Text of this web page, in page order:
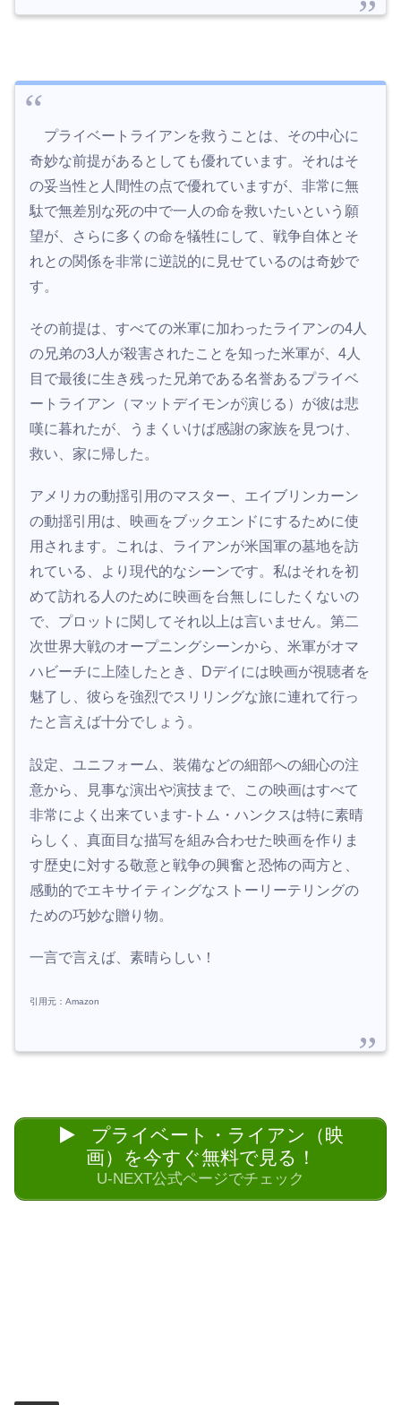
プライベートライアンを救うことは、その中心に
奇妙な前提があるとしても優れています。それはそ
の妥当性と人間性の点で優れていますが、非常に無
駄で無差別な死の中で一人の命を救いたいという願
望が、さらに多くの命を犠牲にして、戦争自体とそ
れとの関係を非常に逆説的に見せているのは奇妙で
す。
その前提は、すべての米軍に加わったライアンの4人
の兄弟の3人が殺害されたことを知った米軍が、4人
目で最後に生き残った兄弟である名誉あるプライベ
ートライアン（マットデイモンが演じる）が彼は悲
嘆に暮れたが、うまくいけば感謝の家族を見つけ、
救い、家に帰した。
アメリカの動揺引用のマスター、エイブリンカーン
の動揺引用は、映画をブックエンドにするために使
用されます。これは、ライアンが米国軍の墓地を訪
れている、より現代的なシーンです。私はそれを初
めて訪れる人のために映画を台無しにしたくないの
で、プロットに関してそれ以上は言いません。第二
次世界大戦のオープニングシーンから、米軍がオマ
ハビーチに上陸したとき、Dデイには映画が視聴者を
魅了し、彼らを強烈でスリリングな旅に連れて行っ
たと言えば十分でしょう。
設定、ユニフォーム、装備などの細部への細心の注
意から、見事な演出や演技まで、この映画はすべて
非常によく出来ています-トム・ハンクスは特に素晴
らしく、真面目な描写を組み合わせた映画を作りま
す歴史に対する敬意と戦争の興奮と恐怖の両方と、
感動的でエキサイティングなストーリーテリングの
ための巧妙な贈り物。
一言で言えば、素晴らしい！
引用元：Amazon
プライベート・ライアン（映
画）を今すぐ無料で見る！
U-NEXT公式ページでチェック